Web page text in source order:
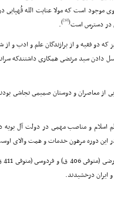
است که مولا عنایت الله قُهپایى
در دسترس است(
[32]
)
.
دو فقیه و از برازندگان علم و ادب و
و ابوالحسن جرجرایى از معاصران و دوستان
بزرگ عالم اسلام و مناصب مهمى در
این دوره مرهون خدمات و همت والاى
ایران درخشیدند.